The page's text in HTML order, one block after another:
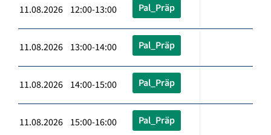
11.08.2026 12:00-13:00 Pal_Präp
11.08.2026 13:00-14:00 Pal_Präp
11.08.2026 14:00-15:00 Pal_Präp
11.08.2026 15:00-16:00 Pal_Präp